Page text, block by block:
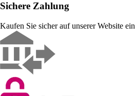
Sichere Zahlung
Kaufen Sie sicher auf unserer Website ein